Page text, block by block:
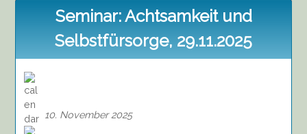
Seminar: Achtsamkeit und
Selbstfürsorge, 29.11.2025
10. November 2025